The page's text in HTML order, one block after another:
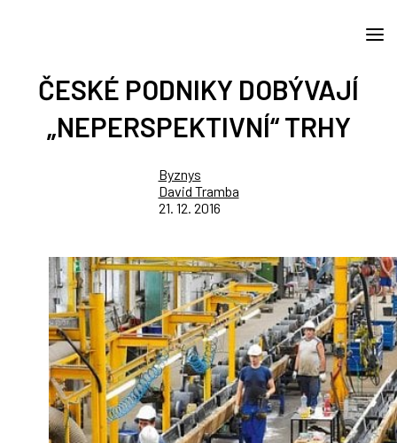
ČESKÉ PODNIKY DOBÝVAJÍ
„NEPERSPEKTIVNÍ“ TRHY
Byznys
David Tramba
21. 12. 2016